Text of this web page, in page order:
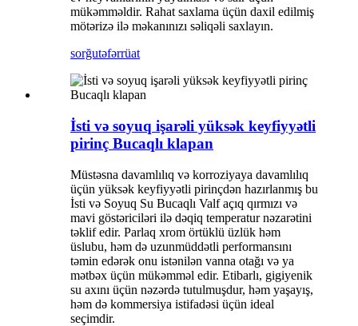
mükəmməldir. Rahat saxlama üçün daxil edilmiş
mötərizə ilə məkanınızı səliqəli saxlayın.
sorğutəfərrüat
İsti və soyuq işarəli yüksək keyfiyyətli
pirinç Bucaqlı klapan
Müstəsna davamlılıq və korroziyaya davamlılıq
üçün yüksək keyfiyyətli pirinçdən hazırlanmış bu
İsti və Soyuq Su Bucaqlı Valf açıq qırmızı və
mavi göstəriciləri ilə dəqiq temperatur nəzarətini
təklif edir. Parlaq xrom örtüklü üzlük həm
üslubu, həm də uzunmüddətli performansını
təmin edərək onu istənilən vanna otağı və ya
mətbəx üçün mükəmməl edir. Etibarlı, gigiyenik
su axını üçün nəzərdə tutulmuşdur, həm yaşayış,
həm də kommersiya istifadəsi üçün ideal
seçimdir.